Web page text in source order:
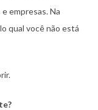
empresas. Na
qual você não está